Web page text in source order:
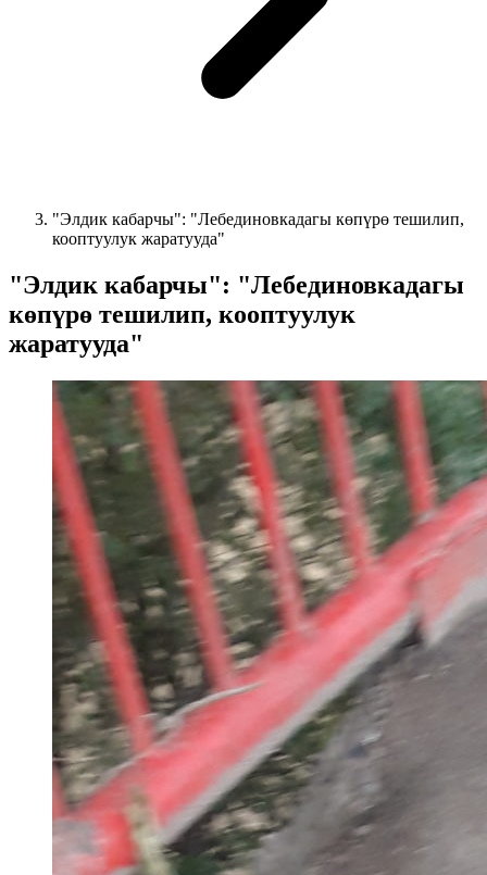
"Элдик кабарчы": "Лебединовкадагы көпүрө тешилип,
кооптуулук жаратууда"
"Элдик кабарчы": "Лебединовкадагы
көпүрө тешилип, кооптуулук
жаратууда"